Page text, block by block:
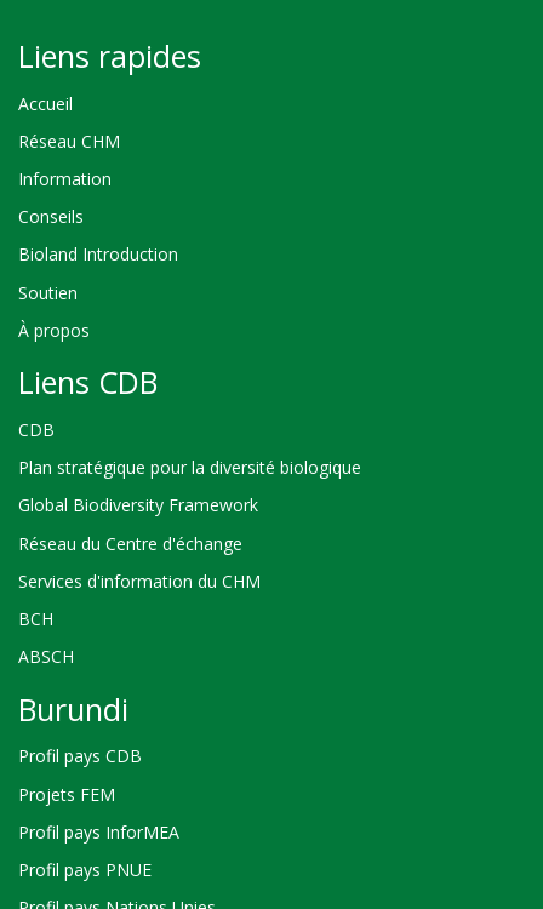
Liens rapides
Accueil
Réseau CHM
Information
Conseils
Bioland Introduction
Soutien
À propos
Liens CDB
CDB
Plan stratégique pour la diversité biologique
Global Biodiversity Framework
Réseau du Centre d'échange
Services d'information du CHM
BCH
ABSCH
Burundi
Profil pays CDB
Projets FEM
Profil pays InforMEA
Profil pays PNUE